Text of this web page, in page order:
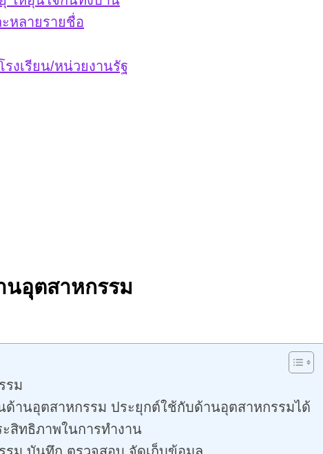
หลายรายชื่อ
งเรียน/หน่วยงานรัฐ
นอุตสาหกรรม
รม
านอุตสาหกรรม ประยุกต์ใช้กับด้านอุตสาหกรรมได้
สิทธิภาพในการทำงาน